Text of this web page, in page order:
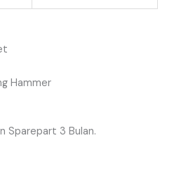
Hammer
Sparepart 3 Bulan.